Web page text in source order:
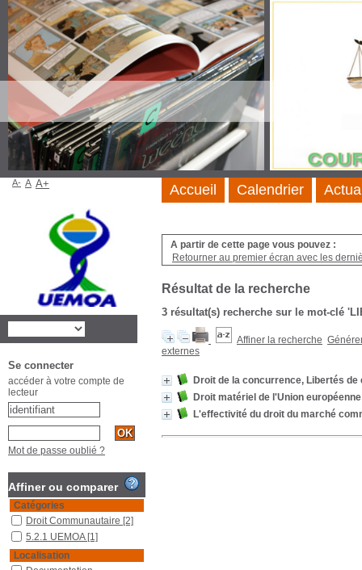
A partir de cette page vous pouvez :
Retourner au premier écran avec les
Résultat de la recherche
3 résultat(s) recherche sur le mot-clé
Affiner la recherche
externes
Droit de la concurrence, Libertés
Droit matériel de l'Union européenne
L'effectivité du droit du marché
Accueil Calendrier
A- A A+
Se connecter
accéder à votre compte de
lecteur
Mot de passe oublié ?
Affiner ou comparer
Catégories
Droit Communautaire [2]
5.2.1 UEMOA [1]
Localisation